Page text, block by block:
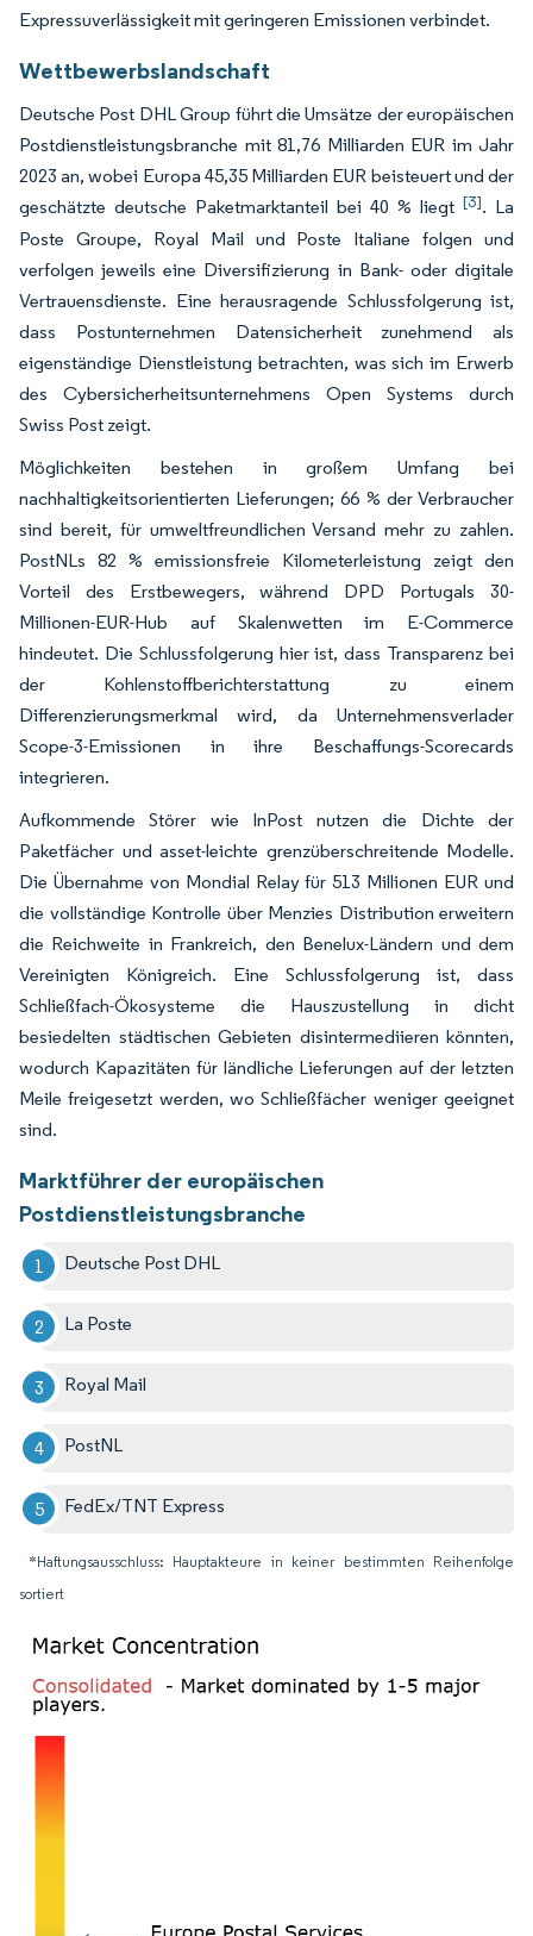
Expressuverlässigkeit mit geringeren Emissionen verbindet.
Wettbewerbslandschaft
Deutsche Post DHL Group führt die Umsätze der europäischen
Postdienstleistungsbranche mit 81,76 Milliarden EUR im Jahr
2023 an, wobei Europa 45,35 Milliarden EUR beisteuert und der
geschätzte deutsche Paketmarktanteil bei 40 % liegt [3]. La
Poste Groupe, Royal Mail und Poste Italiane folgen und
verfolgen jeweils eine Diversifizierung in Bank- oder digitale
Vertrauensdienste. Eine herausragende Schlussfolgerung ist,
dass Postunternehmen Datensicherheit zunehmend als
eigenständige Dienstleistung betrachten, was sich im Erwerb
des Cybersicherheitsunternehmens Open Systems durch
Swiss Post zeigt.
Möglichkeiten bestehen in großem Umfang bei
nachhaltigkeitsorientierten Lieferungen; 66 % der Verbraucher
sind bereit, für umweltfreundlichen Versand mehr zu zahlen.
PostNLs 82 % emissionsfreie Kilometerleistung zeigt den
Vorteil des Erstbewegers, während DPD Portugals 30-
Millionen-EUR-Hub auf Skalenwetten im E-Commerce
hindeutet. Die Schlussfolgerung hier ist, dass Transparenz bei
der Kohlenstoffberichterstattung zu einem
Differenzierungsmerkmal wird, da Unternehmensverlader
Scope-3-Emissionen in ihre Beschaffungs-Scorecards
integrieren.
Aufkommende Störer wie InPost nutzen die Dichte der
Paketfächer und asset-leichte grenzüberschreitende Modelle.
Die Übernahme von Mondial Relay für 513 Millionen EUR und
die vollständige Kontrolle über Menzies Distribution erweitern
die Reichweite in Frankreich, den Benelux-Ländern und dem
Vereinigten Königreich. Eine Schlussfolgerung ist, dass
Schließfach-Ökosysteme die Hauszustellung in dicht
besiedelten städtischen Gebieten disintermediieren könnten,
wodurch Kapazitäten für ländliche Lieferungen auf der letzten
Meile freigesetzt werden, wo Schließfächer weniger geeignet
sind.
Marktführer der europäischen
Postdienstleistungsbranche
Deutsche Post DHL
La Poste
Royal Mail
PostNL
FedEx/TNT Express
*Haftungsausschluss: Hauptakteure in keiner bestimmten Reihenfolge
sortiert